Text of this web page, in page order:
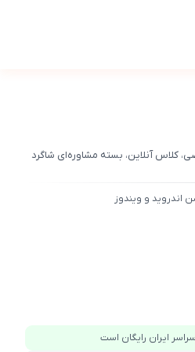
کلاس آنلاین، بسته مشاوره‌ای شاگرد
اندروید و ویندوز
ایران رایگان است